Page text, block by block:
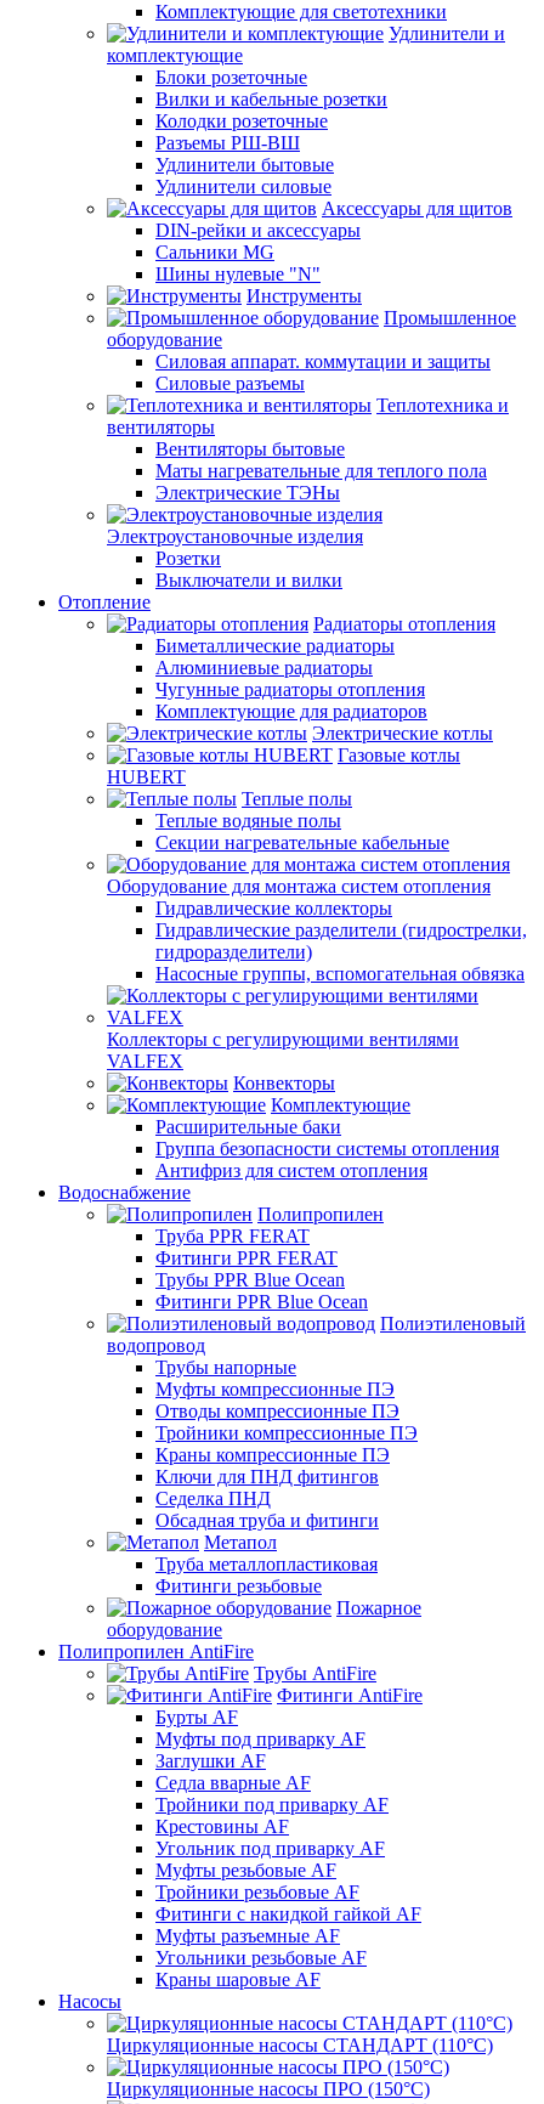
Комплектующие для светотехники
Удлинители и
комплектующие
Блоки розеточные
Вилки и кабельные розетки
Колодки розеточные
Разъемы РШ-ВШ
Удлинители бытовые
Удлинители силовые
Аксессуары для щитов
DIN-рейки и аксессуары
Сальники MG
Шины нулевые "N"
Инструменты
Промышленное
оборудование
Силовая аппарат. коммутации и защиты
Силовые разъемы
Теплотехника и
вентиляторы
Вентиляторы бытовые
Маты нагревательные для теплого пола
Электрические ТЭНы
Электроустановочные изделия
Розетки
Выключатели и вилки
Отопление
Радиаторы отопления
Биметаллические радиаторы
Алюминиевые радиаторы
Чугунные радиаторы отопления
Комплектующие для радиаторов
Электрические котлы
Газовые котлы
HUBERT
Теплые полы
Теплые водяные полы
Секции нагревательные кабельные
Оборудование для монтажа систем отопления
Гидравлические коллекторы
Гидравлические разделители (гидрострелки,
гидроразделители)
Насосные группы, вспомогательная обвязка
Коллекторы с регулирующими вентилями
VALFEX
Конвекторы
Комплектующие
Расширительные баки
Группа безопасности системы отопления
Антифриз для систем отопления
Водоснабжение
Полипропилен
Труба PPR FERAT
Фитинги PPR FERAT
Трубы PPR Blue Ocean
Фитинги PPR Blue Ocean
Полиэтиленовый
водопровод
Трубы напорные
Муфты компрессионные ПЭ
Отводы компрессионные ПЭ
Тройники компрессионные ПЭ
Краны компрессионные ПЭ
Ключи для ПНД фитингов
Седелка ПНД
Обсадная труба и фитинги
Метапол
Труба металлопластиковая
Фитинги резьбовые
Пожарное
оборудование
Полипропилен AntiFire
Трубы AntiFire
Фитинги AntiFire
Бурты AF
Муфты под приварку AF
Заглушки AF
Седла вварные AF
Тройники под приварку AF
Крестовины AF
Угольник под приварку AF
Муфты резьбовые AF
Тройники резьбовые AF
Фитинги с накидкой гайкой AF
Муфты разъемные AF
Угольники резьбовые AF
Краны шаровые AF
Насосы
Циркуляционные насосы СТАНДАРТ (110°C)
Циркуляционные насосы ПРО (150°C)